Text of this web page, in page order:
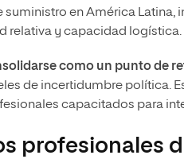
en América
relativa y capacidad logística.
como un punto de
de incertidumbre política.
capacitados para
profesionales